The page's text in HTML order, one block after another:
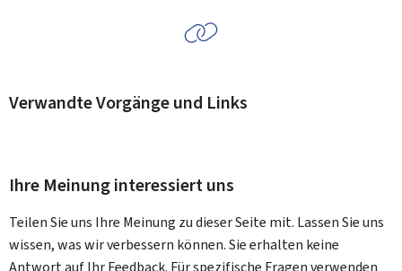
Verwandte Vorgänge und Links
Ihre Meinung interessiert uns
Teilen Sie uns Ihre Meinung zu dieser Seite mit. Lassen Sie uns
wissen, was wir verbessern können. Sie erhalten keine
Antwort auf Ihr Feedback. Für spezifische Fragen verwenden